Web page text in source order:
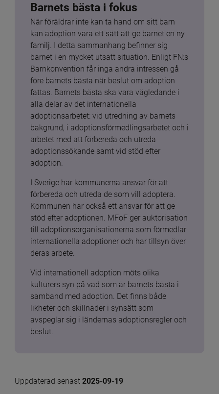
Barnets bästa i fokus
När föräldrar inte kan ta hand om sitt barn
kan adoption vara ett sätt att ge barnet en ny
familj. I detta sammanhang befinner sig
barnet i en mycket utsatt situation. Enligt FN:s
Barnkonvention får inga andra intressen gå
före barnets bästa när beslut om adoption
fattas. Barnets bästa ska vara vägledande i
alla delar av det internationella
adoptionsarbetet: vid utredning av barnets
bakgrund, i adoptionsförmedlingsarbetet och i
arbetet med att förbereda och utreda
adoptionssökande samt vid stöd efter
adoption.
I Sverige har kommunerna ansvar för att
förbereda och utreda de som vill adoptera.
Kommunen har också ett ansvar för att ge
stöd efter adoptionen. MFoF ger auktorisation
till adoptionsorganisationerna som förmedlar
internationella adoptioner och har tillsyn över
deras arbete.
Vid internationell adoption möts olika
kulturers syn på vad som är barnets bästa i
samband med adoption. Det finns både
likheter och skillnader i synsätt som
avspeglar sig i ländernas adoptionsregler och
beslut.
Uppdaterad senast 2025-09-19